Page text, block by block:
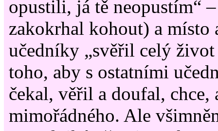
opustili, já tě neopustím“
zakokrhal kohout) a místo
učedníky „svěřil celý život
toho, aby s ostatními
čekal, věřil a doufal, chce,
mimořádného. Ale